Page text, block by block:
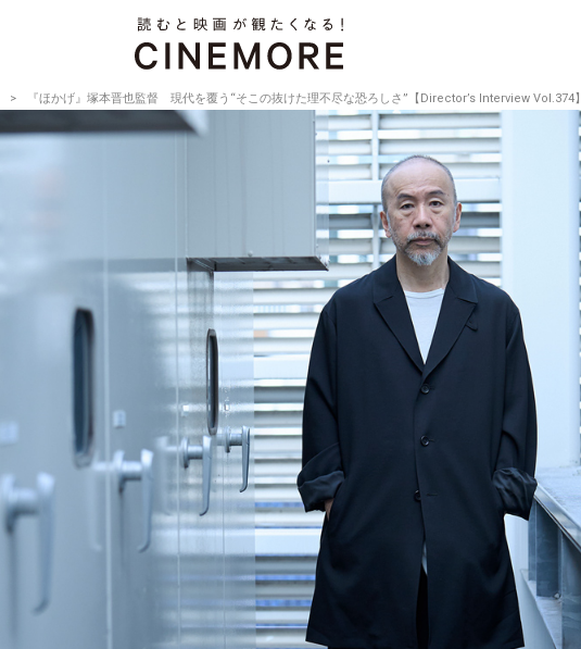
『ほかげ』塚本晋也監督 現代を覆う“そこの抜けた理不尽な恐ろしさ”【Director’s Interview Vol.374】